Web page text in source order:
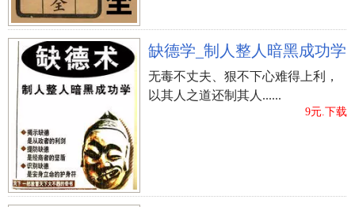
缺德学_制人整人暗黑成功学
无毒不丈夫、狠不下心难得上利，
以其人之道还制其人......
9元.下载